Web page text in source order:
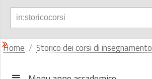
Home Storico dei corsi di insegnamento